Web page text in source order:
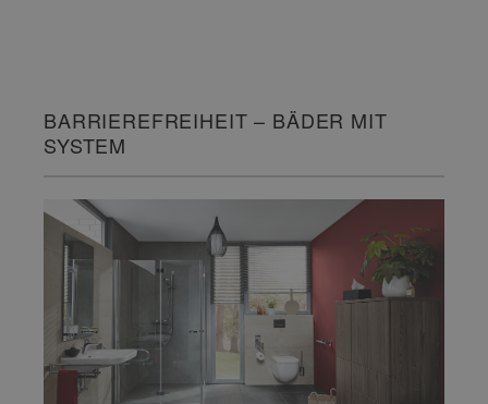
BARRIEREFREIHEIT – BÄDER MIT
SYSTEM